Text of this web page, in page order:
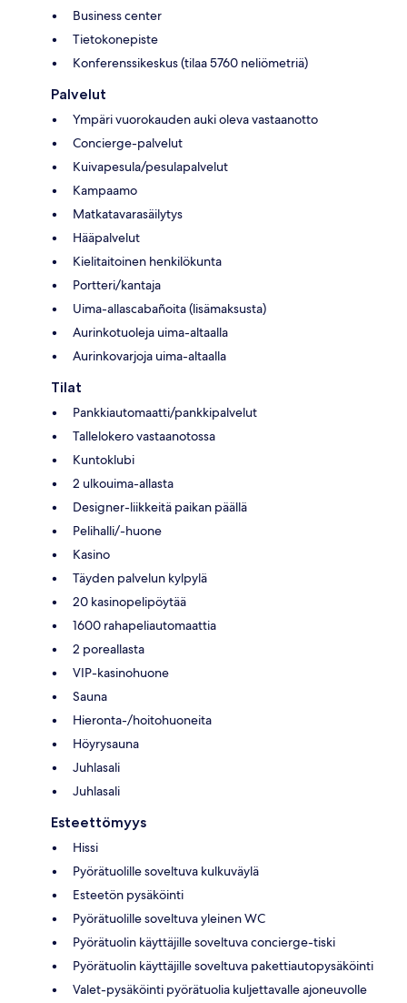
Business center
Tietokonepiste
Konferenssikeskus (tilaa 5760 neliömetriä)
Palvelut
Ympäri vuorokauden auki oleva vastaanotto
Concierge-palvelut
Kuivapesula/pesulapalvelut
Kampaamo
Matkatavarasäilytys
Hääpalvelut
Kielitaitoinen henkilökunta
Portteri/kantaja
Uima-allascabañoita (lisämaksusta)
Aurinkotuoleja uima-altaalla
Aurinkovarjoja uima-altaalla
Tilat
Pankkiautomaatti/pankkipalvelut
Tallelokero vastaanotossa
Kuntoklubi
2 ulkouima-allasta
Designer-liikkeitä paikan päällä
Pelihalli/-huone
Kasino
Täyden palvelun kylpylä
20 kasinopelipöytää
1600 rahapeliautomaattia
2 poreallasta
VIP-kasinohuone
Sauna
Hieronta-/hoitohuoneita
Höyrysauna
Juhlasali
Juhlasali
Esteettömyys
Hissi
Pyörätuolille soveltuva kulkuväylä
Esteetön pysäköinti
Pyörätuolille soveltuva yleinen WC
Pyörätuolin käyttäjille soveltuva concierge-tiski
Pyörätuolin käyttäjille soveltuva pakettiautopysäköinti
Valet-pysäköinti pyörätuolia kuljettavalle ajoneuvolle